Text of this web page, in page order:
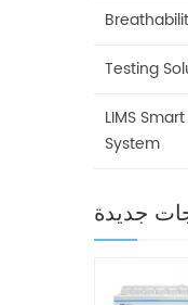
Testing
LIMS
System
جديدة